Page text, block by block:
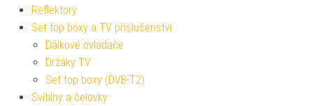
Reflektory
Set top boxy a TV příslušenství
Dálkové ovladače
Držáky TV
Set top boxy (DVB-T2)
Svítilny a čelovky